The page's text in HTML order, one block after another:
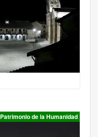
Patrimonio de la Humanidad